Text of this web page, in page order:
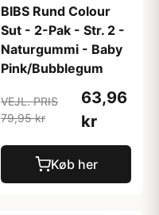
BIBS Rund Colour
Sut - 2-Pak - Str. 2 -
Naturgummi - Baby
Pink/Bubblegum
VEJL. PRIS
79,95 kr
63,96
kr
Køb her